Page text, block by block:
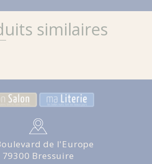
similaires
de l'Europe
79300 Bressuire